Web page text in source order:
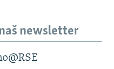
newsletter